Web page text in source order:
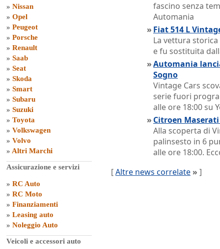
» Nissan
» Opel
» Peugeot
» Porsche
» Renault
» Saab
» Seat
» Skoda
» Smart
» Subaru
» Suzuki
» Toyota
» Volkswagen
» Volvo
» Altri Marchi
Assicurazione e servizi
» RC Auto
» RC Moto
» Finanziamenti
» Leasing auto
» Noleggio Auto
Veicoli e accessori auto
fascino senza
Automania
» Fiat 514 L
La vettura
e fu sostituita
»Automania
Sogno
Vintage Cars
serie fuori
alle ore 18:00 su
» Citroen
Alla scoperta di
palinsesto in 6
alle ore 18:00.
[Altre news correlate » ]